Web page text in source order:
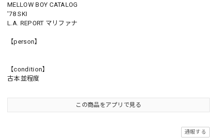
MELLOW BOY CATALOG
'78 SKI
L.A. REPORT マリファナ
【person】
【condition】
古本並程度
この商品をアプリで見る
通報する